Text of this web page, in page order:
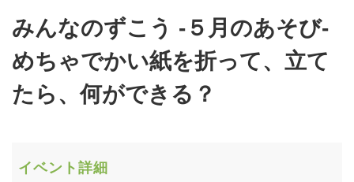
みんなのずこう -５月のあそび-
めちゃでかい紙を折って、立て
たら、何ができる？
イベント詳細